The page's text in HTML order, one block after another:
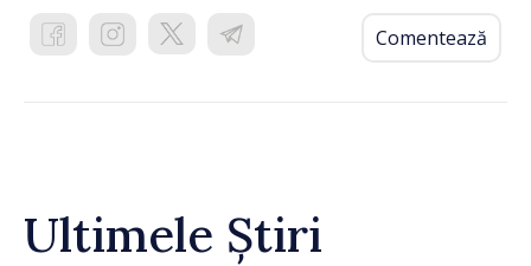
Comentează
Ultimele Știri